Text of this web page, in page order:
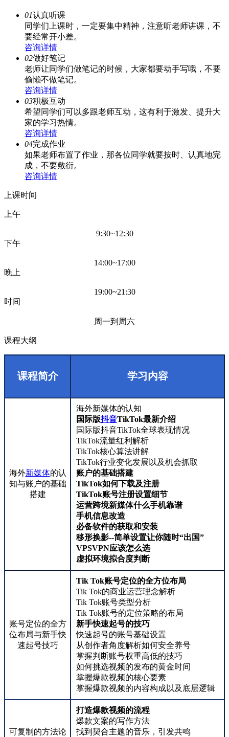
01认真听课
同学们上课时，一定要集中精神，注意听老师讲课，不
要经常开小差。
咨询详情
02做好笔记
老师让同学们做笔记的时候，大家都要动手写哦，不要
偷懒不做笔记。
咨询详情
03积极互动
希望同学们可以多跟老师互动，这有利于激发、提升大
家的学习热情。
咨询详情
04完成作业
如果老师布置了作业，那各位同学就要按时、认真地完
成，不要敷衍。
咨询详情
上课时间
上午
9:30~12:30
下午
14:00~17:00
晚上
19:00~21:30
时间
周一到周六
课程大纲
课程简介 学习内容
海外新媒体的认
知与账户的基础
搭建
海外新媒体的认知
国际版抖音TikTok最新介绍
国际版抖音TikTok全球表现情况
TikTok流量红利解析
TikTok核心算法讲解
TikTok行业变化发展以及机会抓取
账户的基础搭建
TikTok如何下载及注册
TikTok账号注册设置细节
运营跨境新媒体什么手机靠谱
手机信息改造
必备软件的获取和安装
移形换影--简单设置让你随时“出国”
VPSVPN应该怎么选
虚拟环境拟合度判断
账号定位的全方
位布局与新手快
速起号技巧
Tik Tok账号定位的全方位布局
Tik Tok的商业运营理念解析
Tik Tok账号类型分析
Tik Tok账号的定位策略的布局
新手快速起号的技巧
快速起号的账号基础设置
从创作者角度解析如何安全养号
掌握判断账号权重高低的技巧
如何挑选视频的发布的黄金时间
掌握爆款视频的核心要素
掌握爆款视频的内容构成以及底层逻辑
可复制的方法论
打造爆款视频的流程
爆款文案的写作方法
找到契合主题的音乐，引发共鸣